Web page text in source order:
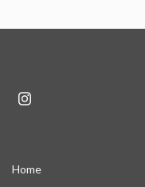
Home